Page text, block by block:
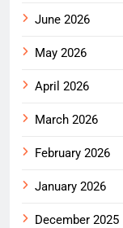
June 2026
May 2026
April 2026
March 2026
February 2026
January 2026
December 2025